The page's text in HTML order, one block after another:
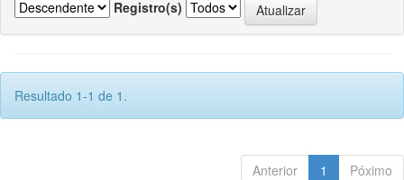
Registro(s)
Resultado 1-1 de 1.
Anterior 1 Póximo